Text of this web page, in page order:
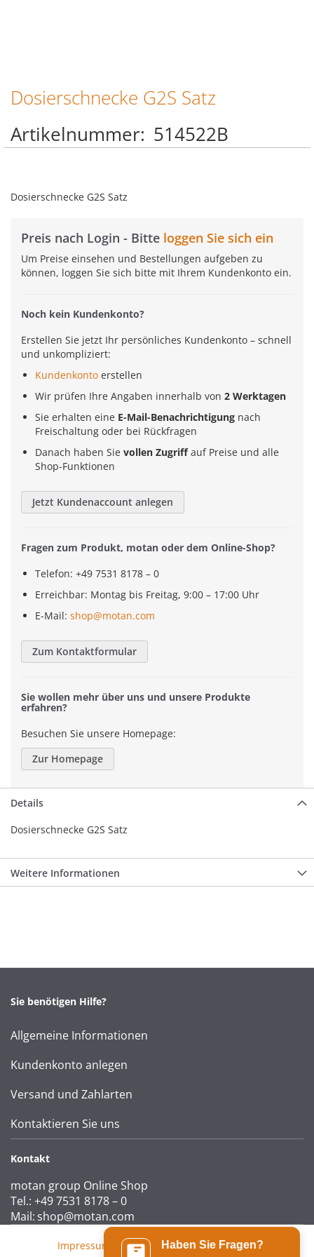
Haben Sie Fragen?
Zum
Anfang
Bildgalerie
springen
Dosierschnecke G2S Satz
Artikelnummer 514522B
Dosierschnecke G2S Satz
Preis nach Login - Bitte loggen Sie sich ein
Um Preise einsehen und Bestellungen aufgeben zu
können, loggen Sie sich bitte mit Ihrem Kundenkonto ein.
Noch kein Kundenkonto?
Erstellen Sie jetzt Ihr persönliches Kundenkonto – schnell
und unkompliziert:
Kundenkonto erstellen
Wir prüfen Ihre Angaben innerhalb von 2 Werktagen
Sie erhalten eine E-Mail-Benachrichtigung nach
Freischaltung oder bei Rückfragen
Danach haben Sie vollen Zugriffauf Preise und alle
Shop-Funktionen
Jetzt Kundenaccount anlegen
Fragen zum Produkt, motan oder dem Online-Shop?
Telefon: +49 7531 8178 – 0
Erreichbar: Montag bis Freitag, 9:00 – 17:00 Uhr
E-Mail: shop@motan.com
Zum Kontaktformular
Sie wollen mehr über uns und unsere Produkte
erfahren?
Besuchen Sie unsere Homepage:
Zur Homepage
Details
Dosierschnecke G2S Satz
Weitere Informationen
Sie benötigen Hilfe?
Allgemeine Informationen
Kundenkonto anlegen
Versand und Zahlarten
Kontaktieren Sie uns
Kontakt
motan group Online Shop
Tel.: +49 7531 8178 – 0
Mail: shop@motan.com
Impressum |AGB| Datenschutzerklärung